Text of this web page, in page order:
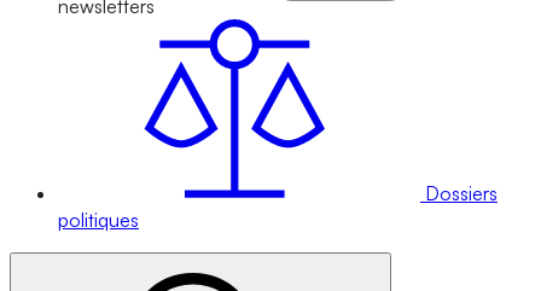
newsletters
Dossiers
politiques